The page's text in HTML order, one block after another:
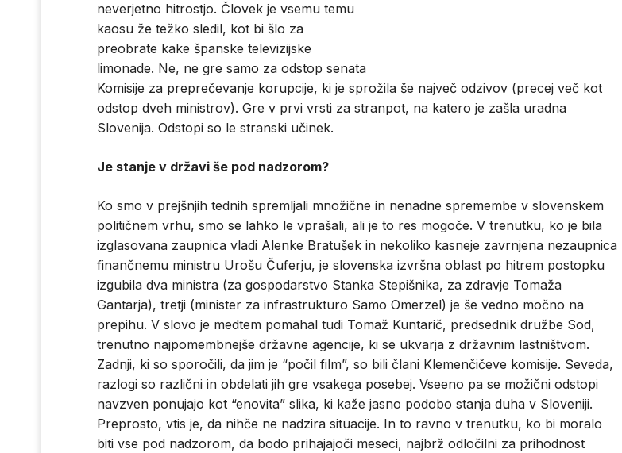
neverjetno hitrostjo. Človek je vsemu temu
kaosu že težko sledil, kot bi šlo za
preobrate kake španske televizijske
limonade. Ne, ne gre samo za odstop senata
Komisije za preprečevanje korupcije, ki je sprožila še največ odzivov (precej več kot
odstop dveh ministrov). Gre v prvi vrsti za stranpot, na katero je zašla uradna
Slovenija. Odstopi so le stranski učinek.
Je stanje v državi še pod nadzorom?
Ko smo v prejšnjih tednih spremljali množične in nenadne spremembe v slovenskem
političnem vrhu, smo se lahko le vprašali, ali je to res mogoče. V trenutku, ko je bila
izglasovana zaupnica vladi Alenke Bratušek in nekoliko kasneje zavrnjena nezaupnica
finančnemu ministru Urošu Čuferju, je slovenska izvršna oblast po hitrem postopku
izgubila dva ministra (za gospodarstvo Stanka Stepišnika, za zdravje Tomaža
Gantarja), tretji (minister za infrastrukturo Samo Omerzel) je še vedno močno na
prepihu. V slovo je medtem pomahal tudi Tomaž Kuntarič, predsednik družbe Sod,
trenutno najpomembnejše državne agencije, ki se ukvarja z državnim lastništvom.
Zadnji, ki so sporočili, da jim je “počil film”, so bili člani Klemenčičeve komisije. Seveda,
razlogi so različni in obdelati jih gre vsakega posebej. Vseeno pa se možični odstopi
navzven ponujajo kot “enovita” slika, ki kaže jasno podobo stanja duha v Sloveniji.
Preprosto, vtis je, da nihče ne nadzira situacije. In to ravno v trenutku, ko bi moralo
biti vse pod nadzorom, da bodo prihajajoči meseci, najbrž odločilni za prihodnost